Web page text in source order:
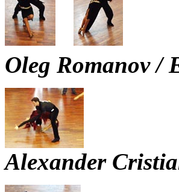
Oleg Romanov /
Alexander